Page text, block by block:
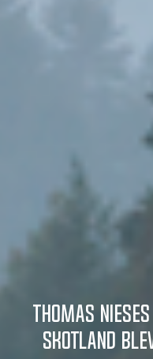
Thomas
Skotland